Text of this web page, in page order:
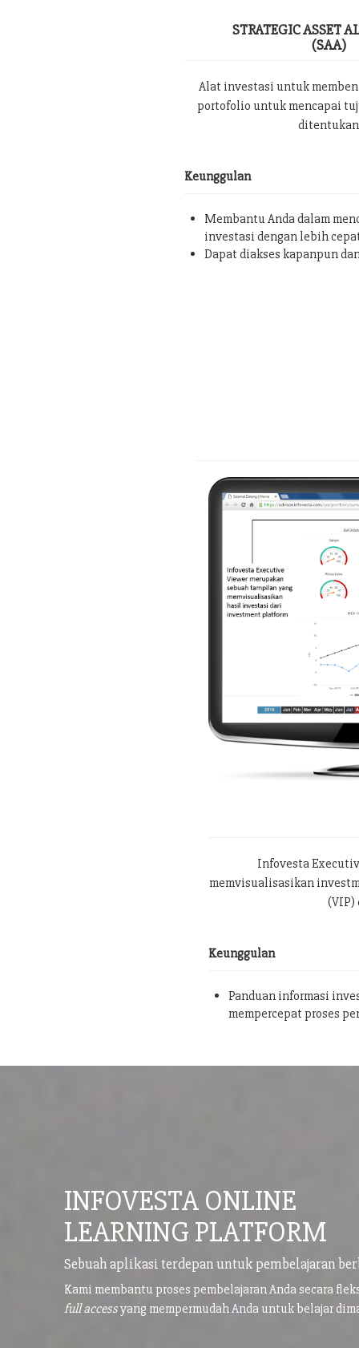
STRATEGIC ASSET
(SAA)
Alat investasi untuk
portofolio untuk mencapai
ditentukan
Keunggulan
Membantu Anda dalam
investasi dengan lebih
Dapat diakses kapanpun
Infovesta
memvisualisasikan
(VIP)
Keunggulan
Panduan informasi
mempercepat proses
INFOVESTA ONLINE
LEARNING PLATFORM
Sebuah aplikasi terdepan untuk pembelajaran
Kami membantu proses pembelajaran Anda secara
full accessyang mempermudah Anda untuk belajar